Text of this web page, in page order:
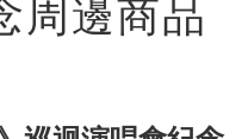
周邊商品